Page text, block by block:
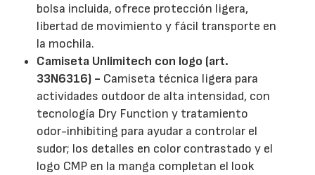
bolsa incluida, ofrece protección ligera,
libertad de movimiento y fácil transporte en
la mochila.
Camiseta Unlimitech con logo (art.
33N6316) - Camiseta técnica ligera para
actividades outdoor de alta intensidad, con
tecnología Dry Function y tratamiento
odor-inhibiting para ayudar a controlar el
sudor; los detalles en color contrastado y el
logo CMP en la manga completan el look